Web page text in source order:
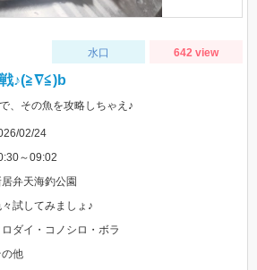
水口 642 view
♪(≧∇≦)b
、その魚を攻略しちゃえ♪
02/24
～09:02
弁天海釣公園
試してみましょ♪
ロダイ・コノシロ・ボラ
の他